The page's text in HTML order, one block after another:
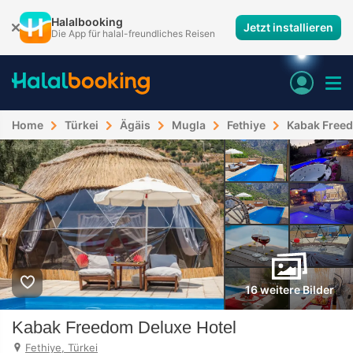
Halalbooking
Die App für halal-freundliches Reisen Jetzt installieren
Home Türkei Ägäis Mugla Fethiye Kabak
16 weitere Bilder
Kabak Freedom Deluxe Hotel
Fethiye, Türkei